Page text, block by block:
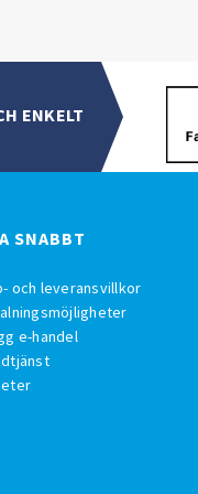
ENKELT
SNABBT
och leveransvillkor
e-handel